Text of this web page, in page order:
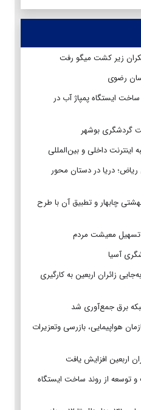
رضوی
ساخت ایستگاه پمپاژ آب در
گردشگری بوشهر
داخلی و بین‌المللی
دریا در دستان محور
چابهار و تطبیق آن با طرح
تسهیل معیشت مردم
زائران اربعین به‌ کارگیری
هواپیمایی، بازرسی وتعزیرات
اربعین افزایش یافت
توسعه از روند ساخت ایستگاه